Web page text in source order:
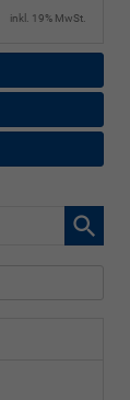
inkl. 19% MwSt.